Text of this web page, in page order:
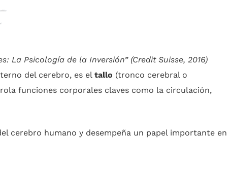
La Psicología de la Inversión” (Credit Suisse, 2016)
del cerebro, es el tallo (tronco cerebral o
funciones corporales claves como la circulación,
cerebro humano y desempeña un papel importante en